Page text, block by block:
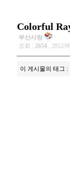
Colorful
부산사랑
조회 : 2654 , 2012/
이 게시물의 태그 :